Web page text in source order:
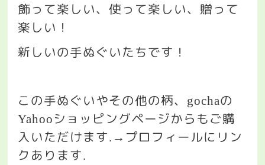
飾って楽しい、使って楽しい、贈って
楽しい！
新しいの手ぬぐいたちです！
この手ぬぐいやその他の柄、 gochaの
Yahoo ショッピングページからもご購
入いただけます.→ プロフィールにリン
クあります.